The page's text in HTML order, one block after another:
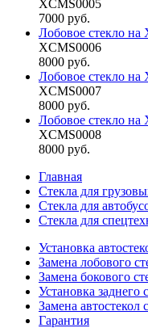
XCMS0005
7000 руб.
Лобовое стекло на
XCMS0006
8000 руб.
Лобовое стекло на
XCMS0007
8000 руб.
Лобовое стекло на
XCMS0008
8000 руб.
Главная
Стекла для
Стекла для
Стекла для
Установка
Замена лобового
Замена бокового
Установка заднего
Замена автостекол
Гарантия